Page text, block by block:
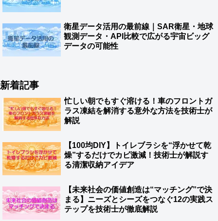
衛星データ活用の最前線｜SAR衛星・地球
観測データ・API比較で広がる宇宙ビッグ
データの可能性
新着記事
忙しい朝でもすぐ溶ける！車のフロントガ
ラス凍結を解消する意外な方法を技術士が
解説
【100均DIY】トイレブラシを“浮かせて乾
燥”するだけでカビ激減！技術士が解説す
る清潔収納アイデア
【未来社会の価値創造は“マッチング”で決
まる】ニーズとシーズをつなぐ12の実践ス
テップを技術士が徹底解説